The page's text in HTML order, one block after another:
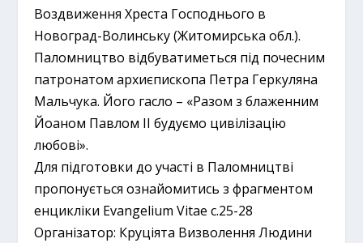
Воздвиження Хреста Господнього в
Новоград-Волинську (Житомирська обл.).
Паломництво відбуватиметься під почесним
патронатом архиєпископа Петра Геркуляна
Мальчука. Його гасло – «Разом з блаженним
Йоаном Павлом ІІ будуємо цивілізацію
любові».
Для підготовки до участі в Паломництві
пропонується ознайомитись з фрагментом
енцикліки Evangelium Vitae с.25-28
Організатор: Круціята Визволення Людини